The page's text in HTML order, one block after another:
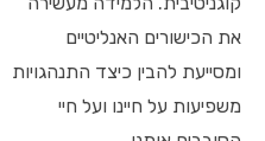
את הכישורים האנליטיים
ומסייעת להבין כיצד התנהגויות
משפיעות על חיינו ועל חיי